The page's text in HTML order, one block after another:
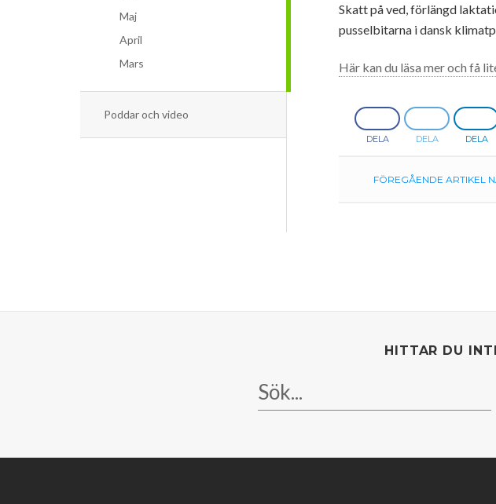
Maj
April
Mars
Poddar och video
Skatt på ved, förlängd
pusselbitarna i dansk
Här kan du läsa mer och få
DELA DELA DELA
FÖREGÅENDE ARTIKEL
HITTAR DU